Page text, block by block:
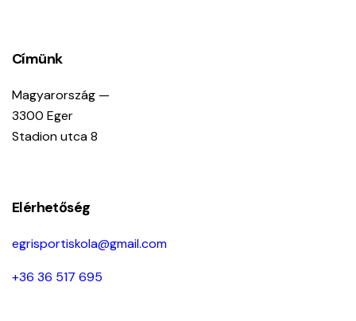
Címünk
Magyarország —
3300 Eger
Stadion utca 8
Elérhetőség
egrisportiskola@gmail.com
+36 36 517 695